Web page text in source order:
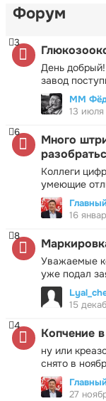
Форум
День
завод
3
ММ
13
Много
Коллеги
умеющие
6
16
Уважаемые
уже подал
8
15
Копчение
ну или
снято в
4
27